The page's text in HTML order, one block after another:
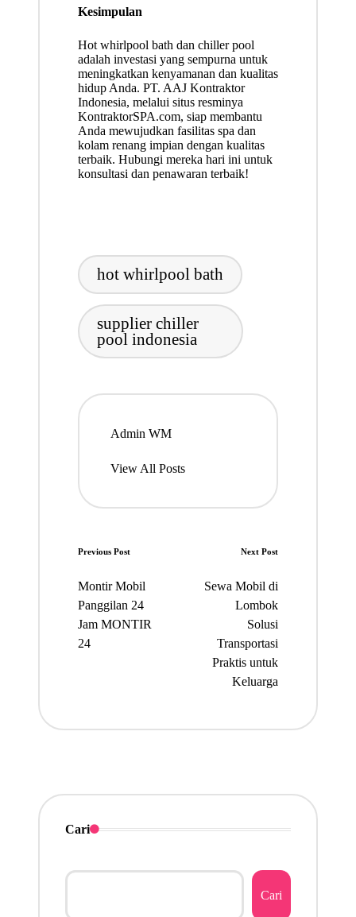
Kesimpulan
Hot whirlpool bath dan chiller pool
adalah investasi yang sempurna untuk
meningkatkan kenyamanan dan kualitas
hidup Anda. PT. AAJ Kontraktor
Indonesia, melalui situs resminya
KontraktorSPA.com, siap membantu
Anda mewujudkan fasilitas spa dan
kolam renang impian dengan kualitas
terbaik. Hubungi mereka hari ini untuk
konsultasi dan penawaran terbaik!
hot whirlpool bath
supplier chiller
pool indonesia
Admin WM
View All Posts
Post
navigation
Previous Post
Montir Mobil
Panggilan 24
Jam MONTIR
24
Next Post
Sewa Mobil di
Lombok
Solusi
Transportasi
Praktis untuk
Keluarga
Cari
Cari